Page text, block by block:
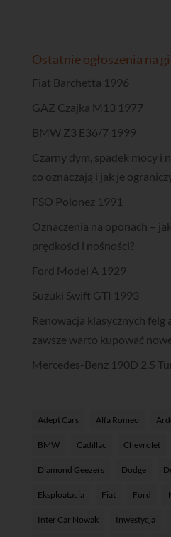
Ostatnie ogłoszenia na
Fiat Barchetta 1996
GAZ Czajka M13 1977
BMW Z3 E36/7 1999
Czarny dym, spadek mocy i
co oznaczają i jak je
FSO Polonez 1991
Oznaczenia na oponach –
prędkości i nośności?
Ford Model A 1929
Suzuki Swift GTI 1993
Renowacja klasycznych felg
zawsze warto kupować
Mercedes-Benz 190D 2.5
Adept Cars Alfa Romeo
BMW Cadillac Chevrolet
Diamond Geezers Dodge
Eksploatacja Fiat Ford
Inter Car Nowak Inwestycja